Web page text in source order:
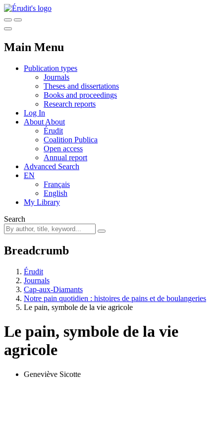
Main Menu
Publication types
Journals
Theses and dissertations
Books and proceedings
Research reports
Log In
About About
Érudit
Coalition Publica
Open access
Annual report
Advanced Search
EN
Français
English
My Library
Search
Breadcrumb
Érudit
Journals
Cap-aux-Diamants
Notre pain quotidien : histoires de pains et de boulangeries
Le pain, symbole de la vie agricole
Le pain, symbole de la vie
agricole
Geneviève Sicotte